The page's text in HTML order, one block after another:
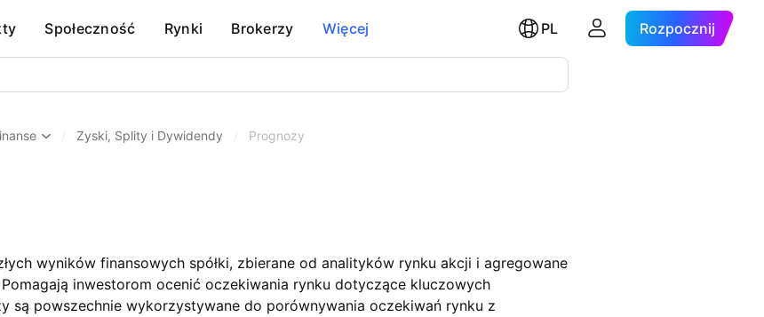
Społeczność Rynki Brokerzy Więcej PL Rozpocznij
Zyski, Splity i Dywidendy Prognozy
wyników finansowych spółki, zbierane od analityków rynku akcji i agregowane
inwestorom ocenić oczekiwania rynku dotyczące kluczowych
są powszechnie wykorzystywane do porównywania oczekiwań rynku z